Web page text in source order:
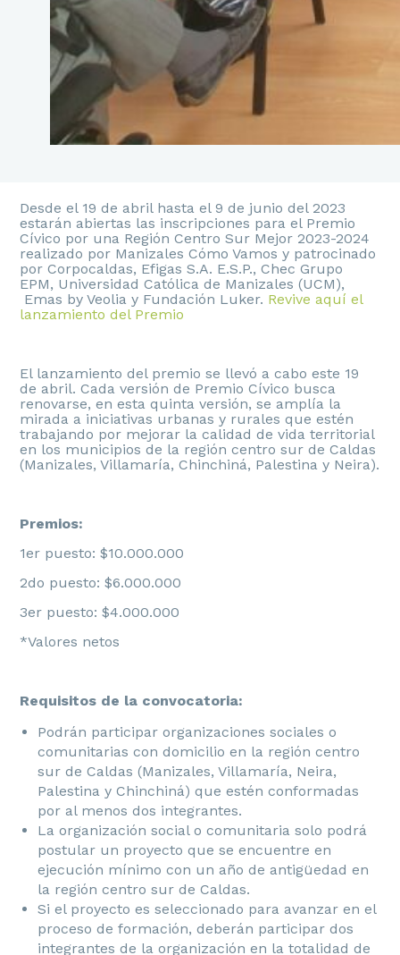
Desde el 19 de abril hasta el 9 de junio del 2023
estarán abiertas las inscripciones para el Premio
Cívico por una Región Centro Sur Mejor 2023-2024
realizado por Manizales Cómo Vamos y patrocinado
por Corpocaldas, Efigas S.A. E.S.P., Chec Grupo
EPM, Universidad Católica de Manizales (UCM),
Emas by Veolia y Fundación Luker. Revive aquí el
lanzamiento del Premio
El lanzamiento del premio se llevó a cabo este 19
de abril. Cada versión de Premio Cívico busca
renovarse, en esta quinta versión, se amplía la
mirada a iniciativas urbanas y rurales que estén
trabajando por mejorar la calidad de vida territorial
en los municipios de la región centro sur de Caldas
(Manizales, Villamaría, Chinchiná, Palestina y Neira).
Premios:
1er puesto: $10.000.000
2do puesto: $6.000.000
3er puesto: $4.000.000
*Valores netos
Requisitos de la convocatoria:
Podrán participar organizaciones sociales o
comunitarias con domicilio en la región centro
sur de Caldas (Manizales, Villamaría, Neira,
Palestina y Chinchiná) que estén conformadas
por al menos dos integrantes.
La organización social o comunitaria solo podrá
postular un proyecto que se encuentre en
ejecución mínimo con un año de antigüedad en
la región centro sur de Caldas.
Si el proyecto es seleccionado para avanzar en el
proceso de formación, deberán participar dos
integrantes de la organización en la totalidad de